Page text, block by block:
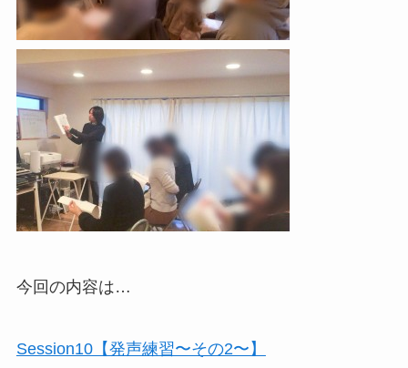
今回の内容は…
Session10【発声練習〜その2〜】